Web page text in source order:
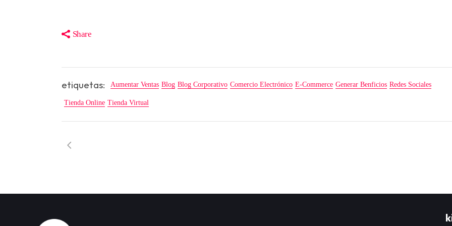
Share
etiquetas: Aumentar Ventas Blog Blog Corporativo Comercio Electrónico E-Commerce Generar Benficios Redes Sociales
Tienda Online Tienda Virtual